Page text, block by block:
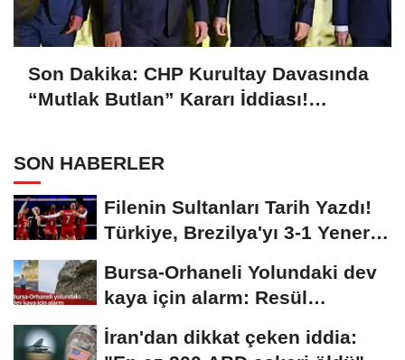
Son Dakika: CHP Kurultay Davasında
“Mutlak Butlan” Kararı İddiası!
SON HABERLER
Filenin Sultanları Tarih Yazdı!
Türkiye, Brezilya'yı 3-1 Yenerek
Bursa-Orhaneli Yolundaki dev
kaya için alarm: Resül
Kaplan'dan yetkililere...
İran'dan dikkat çeken iddia: